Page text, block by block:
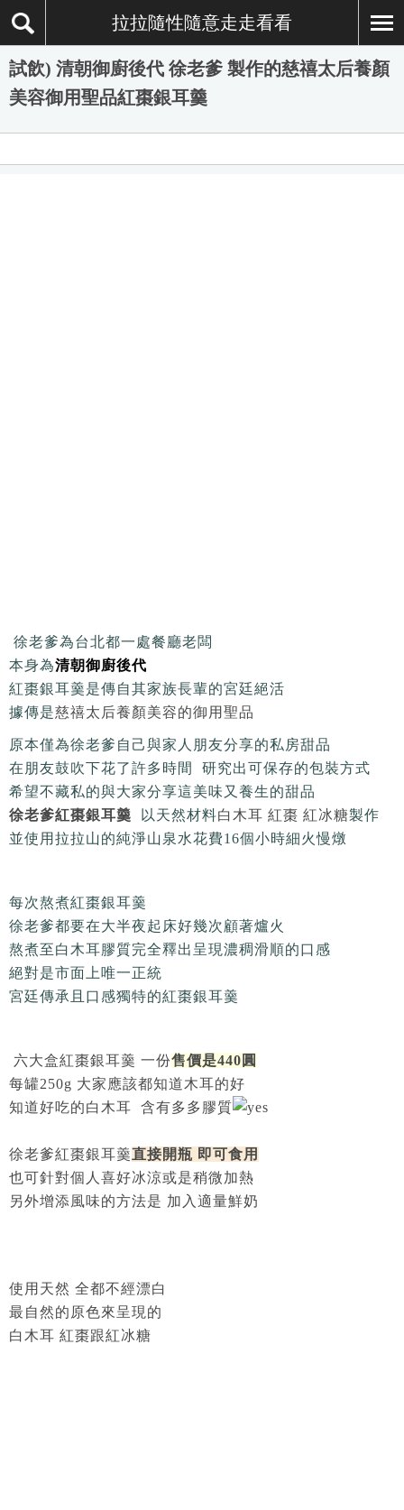
拉拉隨性隨意走走看看
試飲) 清朝御廚後代 徐老爹 製作的慈禧太后養顏
美容御用聖品紅棗銀耳羹
徐老爹為台北都一處餐廳老闆
本身為清朝御廚後代
紅棗銀耳羹是傳自其家族長輩的宮廷絕活
據傳是慈禧太后養顏美容的御用聖品
原本僅為徐老爹自己與家人朋友分享的私房甜品
在朋友鼓吹下花了許多時間 研究出可保存的包裝方式
希望不藏私的與大家分享這美味又養生的甜品
徐老爹紅棗銀耳羹 以天然材料白木耳 紅棗 紅冰糖製作
並使用拉拉山的純淨山泉水花費16個小時細火慢燉
每次熬煮紅棗銀耳羹
徐老爹都要在大半夜起床好幾次顧著爐火
熬煮至白木耳膠質完全釋出呈現濃稠滑順的口感
絕對是市面上唯一正統
宮廷傳承且口感獨特的紅棗銀耳羹
六大盒紅棗銀耳羹 一份售價是440圓
每罐250g 大家應該都知道木耳的好
知道好吃的白木耳 含有多多膠質
徐老爹紅棗銀耳羹直接開瓶 即可食用
也可針對個人喜好冰涼或是稍微加熱
另外增添風味的方法是 加入適量鮮奶
使用天然 全都不經漂白
最自然的原色來呈現的
白木耳 紅棗跟紅冰糖